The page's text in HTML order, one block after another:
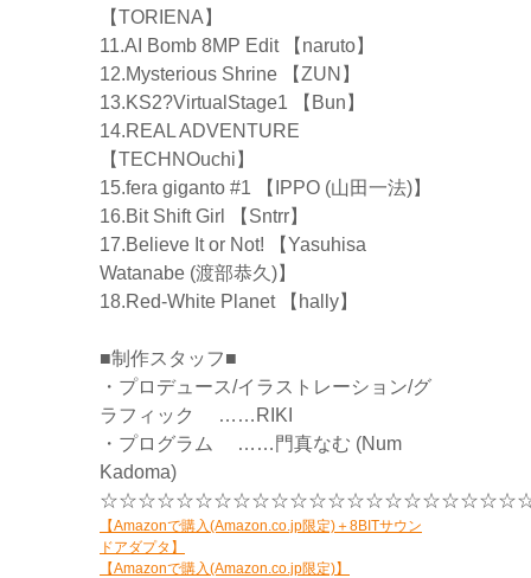
【TORIENA】
11.AI Bomb 8MP Edit 【naruto】
12.Mysterious Shrine 【ZUN】
13.KS2?VirtualStage1 【Bun】
14.REAL ADVENTURE
【TECHNOuchi】
15.fera giganto #1 【IPPO (山田一法)】
16.Bit Shift Girl 【Sntrr】
17.Believe It or Not! 【Yasuhisa
Watanabe (渡部恭久)】
18.Red-White Planet 【hally】
■制作スタッフ■
・プロデュース/イラストレーション/グ
ラフィック ……RIKI
・プログラム ……門真なむ (Num
Kadoma)
【Amazonで購入(Amazon.co.jp限定)＋8BITサウン
ドアダプタ】
【Amazonで購入(Amazon.co.jp限定)】